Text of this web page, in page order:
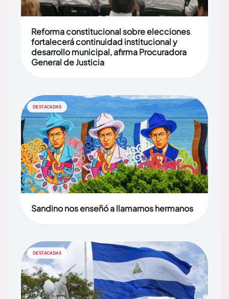
Reforma constitucional sobre elecciones
fortalecerá continuidad institucional y
desarrollo municipal, afirma Procuradora
General de Justicia
DESTACADAS
Sandino nos enseñó a llamarnos hermanos
DESTACADAS